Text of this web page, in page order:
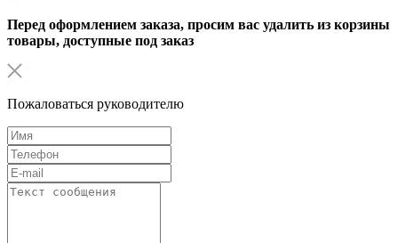
Перед оформлением заказа, просим вас удалить из корзины
товары, доступные под заказ
Пожаловаться руководителю